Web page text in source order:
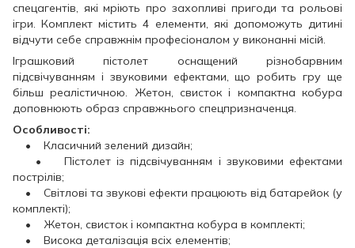
спецагентів, які мріють про захопливі пригоди та рольові
ігри. Комплект містить 4 елементи, які допоможуть дитині
відчути себе справжнім професіоналом у виконанні місій.
Іграшковий пістолет оснащений різнобарвним
підсвічуванням і звуковими ефектами, що робить гру ще
більш реалістичною. Жетон, свисток і компактна кобура
доповнюють образ справжнього спецпризначенця.
Особливості:
• Класичний зелений дизайн;
• Пістолет із підсвічуванням і звуковими ефектами
пострілів;
• Світлові та звукові ефекти працюють від батарейок (у
комплекті);
• Жетон, свисток і компактна кобура в комплекті;
• Висока деталізація всіх елементів;